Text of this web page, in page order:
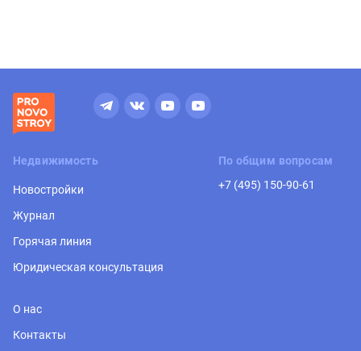
Недвижимость
Новостройки
Журнал
Горячая линия
Юридическая консультация
По общим вопросам
+7 (495) 150-90-61
О нас
Контакты